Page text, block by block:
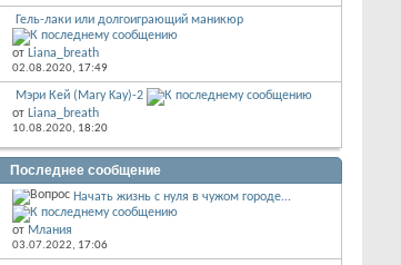
Гель-лаки или долгоиграющий маникюр
от Liana_breath
02.08.2020, 17:49
Мэри Кей (Mary Kay)-2
от Liana_breath
10.08.2020, 18:20
Последнее сообщение
Начать жизнь с нуля в чужом городе...
от Млания
03.07.2022, 17:06